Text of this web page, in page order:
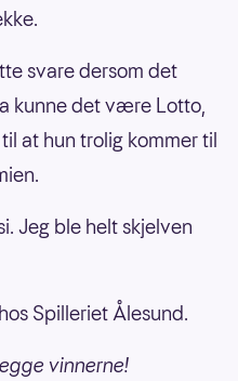
svare dersom det
kunne det være Lotto,
at hun trolig kommer til
Jeg ble helt skjelven
Spilleriet Ålesund.
vinnerne!